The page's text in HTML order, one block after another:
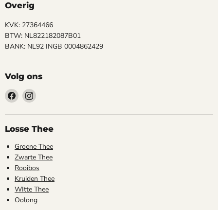
Overig
KVK: 27364466
BTW: NL822182087B01
BANK: NL92 INGB 0004862429
Volg ons
Vind
ons
op
Facebook
Vind
op
Instagram
Losse Thee
Groene Thee
Zwarte Thee
Rooibos
Kruiden Thee
WItte Thee
Oolong